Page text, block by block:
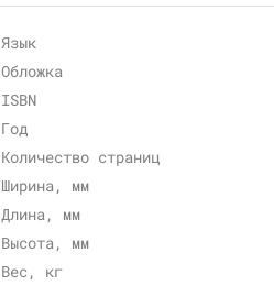
Язык
Обложка
ISBN
Год
Количество страниц
Ширина, мм
Длина, мм
Высота, мм
Вес, кг